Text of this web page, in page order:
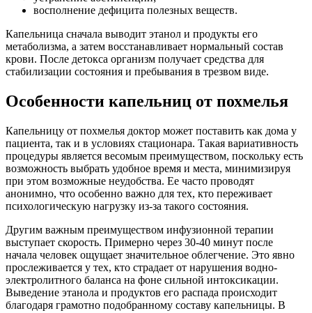
восполнение дефицита полезных веществ.
Капельница сначала выводит этанол и продукты его
метаболизма, а затем восстанавливает нормальный состав
крови. После детокса организм получает средства для
стабилизации состояния и пребывания в трезвом виде.
Особенности капельниц от похмелья
Капельницу от похмелья доктор может поставить как дома у
пациента, так и в условиях стационара. Такая вариативность
процедуры является весомым преимуществом, поскольку есть
возможность выбрать удобное время и места, минимизируя
при этом возможные неудобства. Ее часто проводят
анонимно, что особенно важно для тех, кто переживает
психологическую нагрузку из-за такого состояния.
Другим важным преимуществом инфузионной терапии
выступает скорость. Примерно через 30-40 минут после
начала человек ощущает значительное облегчение. Это явно
прослеживается у тех, кто страдает от нарушения водно-
электролитного баланса на фоне сильной интоксикации.
Выведение этанола и продуктов его распада происходит
благодаря грамотно подобранному составу капельницы. В